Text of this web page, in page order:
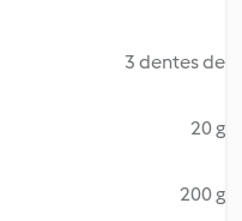
3 dentes de
20 g
200 g